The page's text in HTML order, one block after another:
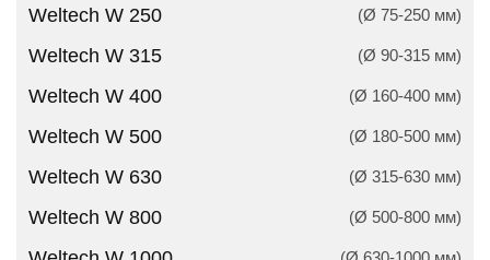
Weltech W 250 (Ø 75-250 мм)
Weltech W 315 (Ø 90-315 мм)
Weltech W 400 (Ø 160-400 мм)
Weltech W 500 (Ø 180-500 мм)
Weltech W 630 (Ø 315-630 мм)
Weltech W 800 (Ø 500-800 мм)